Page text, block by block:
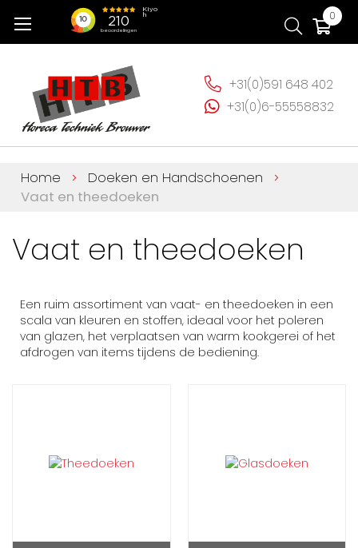
naar
0
+31(0)591 648 402
+31(0)6-55558832
Home
Doeken en Handschoenen
Vaat en theedoeken
Vaat en theedoeken
Een ruim assortiment van vaat- en theedoeken in een
scala van kleuren en stoffen, ideaal voor het poleren
van glazen, het verplaatsen van warm kookgerei of het
afdrogen van items tijdens de bediening.